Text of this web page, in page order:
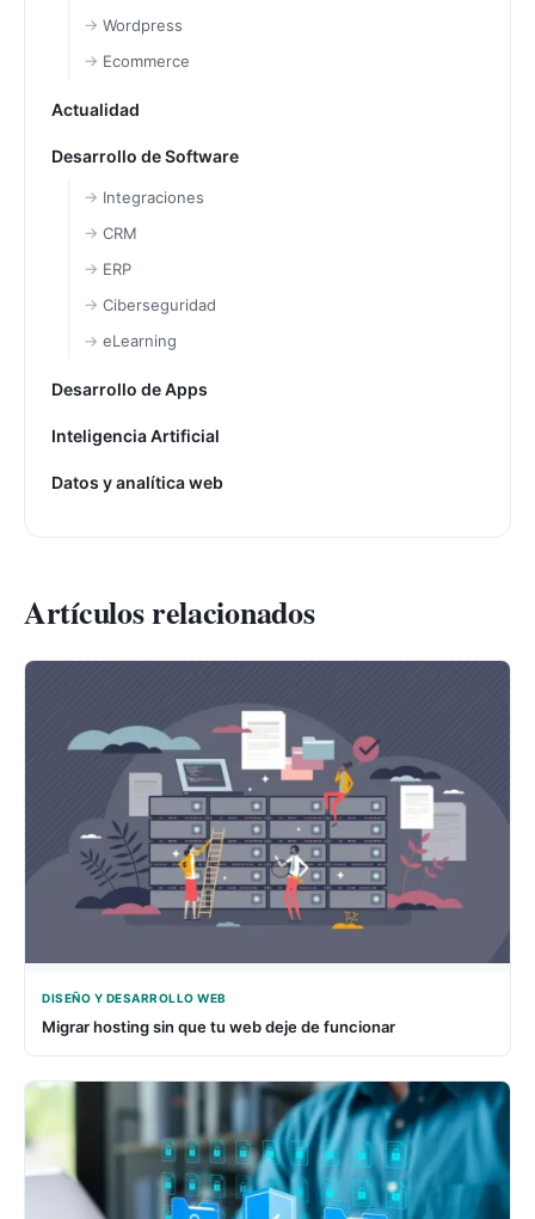
Wordpress
Ecommerce
Actualidad
Desarrollo de Software
Integraciones
CRM
ERP
Ciberseguridad
eLearning
Desarrollo de Apps
Inteligencia Artificial
Datos y analítica web
Artículos relacionados
DISEÑO Y DESARROLLO WEB
Migrar hosting sin que tu web deje de funcionar